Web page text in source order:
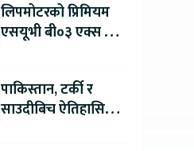
लिपमोटरको प्रिमियम
एसयूभी बी०३ एक्स प्रो
ग्राहकलाई रु. ४४.९९
लाखको विशेष अफर
पाकिस्तान, टर्की र
साउदीबिच ऐतिहासिक